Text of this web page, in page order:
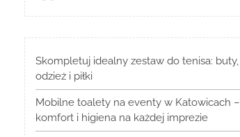
Skompletuj idealny zestaw do tenisa: buty,
odzież i piłki
Mobilne toalety na eventy w Katowicach –
komfort i higiena na każdej imprezie